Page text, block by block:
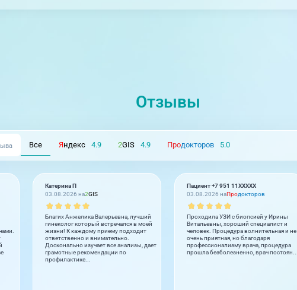
Отзывы
Все Яндекс 4.9 2GIS 4.9 Продокторов 5.0
Катерина П
03.08.2026 на2GIS
Благих Анжелика Валерьевна, лучший
гинеколог который встречался в моей
жизни! К каждому приему подходит
ответственно и внимательно.
Досконально изучает все анализы, дает
грамотные рекомендации по
профилактике...
Пациент +7 951 11XXXXX
03.08.2026 наПродокторов
Проходила УЗИ с биопсией у Ирины
Витальевны, хороший специалист и
человек. Процедура волнительная и не
очень приятная, но благодаря
профессионализму врача, процедура
прошла безболезненно, врач постоян...